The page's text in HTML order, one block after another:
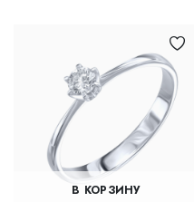
В КОРЗИНУ